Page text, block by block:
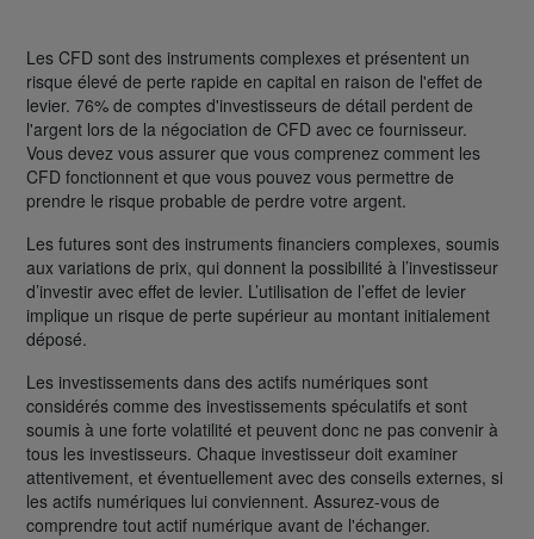
Les CFD sont des instruments complexes et présentent un
risque élevé de perte rapide en capital en raison de l'effet de
levier. 76% de comptes d'investisseurs de détail perdent de
l'argent lors de la négociation de CFD avec ce fournisseur.
Vous devez vous assurer que vous comprenez comment les
CFD fonctionnent et que vous pouvez vous permettre de
prendre le risque probable de perdre votre argent.
Les futures sont des instruments financiers complexes, soumis
aux variations de prix, qui donnent la possibilité à l’investisseur
d’investir avec effet de levier. L’utilisation de l’effet de levier
implique un risque de perte supérieur au montant initialement
déposé.
Les investissements dans des actifs numériques sont
considérés comme des investissements spéculatifs et sont
soumis à une forte volatilité et peuvent donc ne pas convenir à
tous les investisseurs. Chaque investisseur doit examiner
attentivement, et éventuellement avec des conseils externes, si
les actifs numériques lui conviennent. Assurez-vous de
comprendre tout actif numérique avant de l'échanger.